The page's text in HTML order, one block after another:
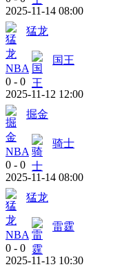
2025-11-14 08:00
猛龙
NBA
国王
0 - 0
2025-11-12 12:00
掘金
NBA
骑士
0 - 0
2025-11-14 08:00
猛龙
NBA
雷霆
0 - 0
2025-11-13 10:30